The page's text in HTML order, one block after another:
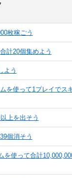
枚稼ごう
計20個集めよう
よう
を使って1プレイでス
上を出そう
個消そう
を使って合計